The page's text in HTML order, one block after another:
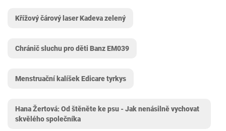
Křížový čárový laser Kadeva zelený
Chránič sluchu pro děti Banz EM039
Menstruační kalíšek Edicare tyrkys
Hana Žertová: Od štěněte ke psu - Jak nenásilně vychovat
skvělého společníka